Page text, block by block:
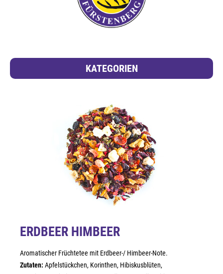
KATEGORIEN
ERDBEER HIMBEER
Aromatischer Früchtetee mit Erdbeer-/ Himbeer-Note.
Zutaten: Apfelstückchen, Korinthen, Hibiskusblüten,